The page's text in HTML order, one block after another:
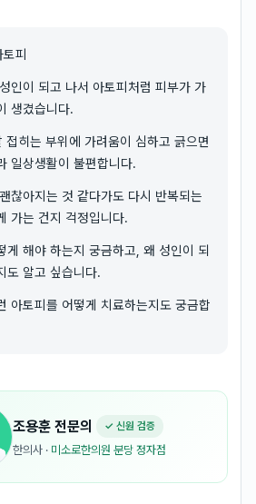
피
인이 되고 나서 아토피처럼 피부가 가
생겼습니다.
접히는 부위에 가려움이 심하고 긁으면
일상생활이 불편합니다.
찮아지는 것 같다가도 다시 반복되는
가는 건지 걱정입니다.
게 해야 하는지 궁금하고, 왜 성인이 되
도 알고 싶습니다.
아토피를 어떻게 치료하는지도 궁금합
조용훈 전문의 ✓ 신원 검증
한의사 · 미소로한의원 분당 정자점